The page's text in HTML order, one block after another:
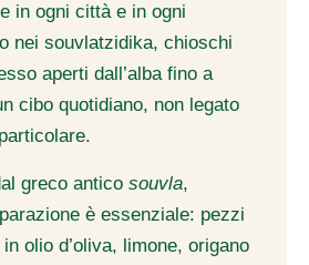
in ogni città e in ogni
nei souvlatzidika, chioschi
aperti dall’alba fino a
cibo quotidiano, non legato
greco antico souvla,
è essenziale: pezzi
olio d’oliva, limone, origano